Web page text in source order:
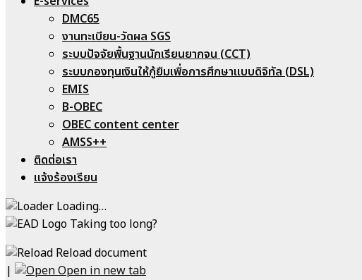
DMC65
งานทะเบียน-วัดผล SGS
ระบบปัจจัยพื้นฐานนักเรียนยากจน (CCT)
ระบบกองทุนเงินให้กู้ยืมเพื่อการศึกษาแบบดิจิทัล (DSL)
EMIS
B-OBEC
OBEC content center
AMSS++
ติดต่อเรา
แจ้งร้องเรียน
Loading…
Taking too long?
Reload document
|
Open in new tab